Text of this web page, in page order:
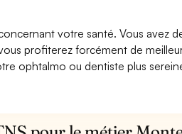
votre santé. Vous avez
profiterez forcément de
ophtalmo ou dentiste plus